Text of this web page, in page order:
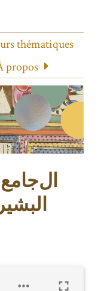
thématiques
propos